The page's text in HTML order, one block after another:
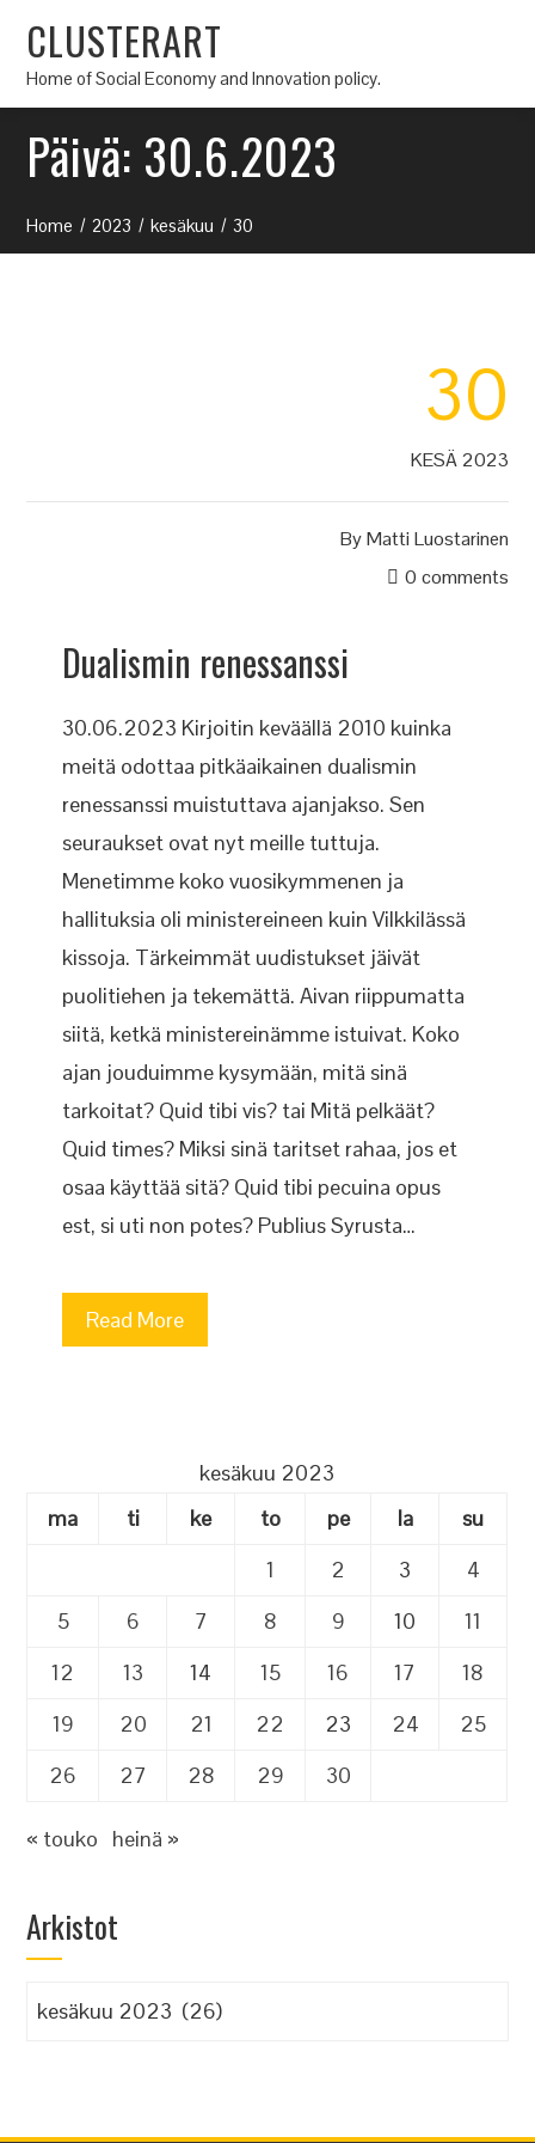
CLUSTERART
Home of Social Economy and Innovation policy.
Päivä: 30.6.2023
Home 2023 kesäkuu 30
30
KESÄ 2023
ByMatti Luostarinen
0 comments
Dualismin renessanssi
30.06.2023 Kirjoitin keväällä 2010 kuinka
meitä odottaa pitkäaikainen dualismin
renessanssi muistuttava ajanjakso. Sen
seuraukset ovat nyt meille tuttuja.
Menetimme koko vuosikymmenen ja
hallituksia oli ministereineen kuin Vilkkilässä
kissoja. Tärkeimmät uudistukset jäivät
puolitiehen ja tekemättä. Aivan riippumatta
siitä, ketkä ministereinämme istuivat. Koko
ajan jouduimme kysymään, mitä sinä
tarkoitat? Quid tibi vis? tai Mitä pelkäät?
Quid times? Miksi sinä taritset rahaa, jos et
osaa käyttää sitä? Quid tibi pecuina opus
est, si uti non potes? Publius Syrusta…
Read More
kesäkuu 2023
ma
ti ke to pe la
su
1
2 3
4
5
6 7 8 9 10
11
12
13 14 15 16 17
18
19
20 21 22 23 24
25
26
27 28 29 30
« touko heinä »
Arkistot
Arkistot